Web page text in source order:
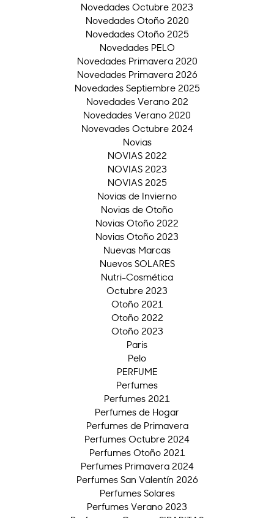
Novedades Octubre 2023
Novedades Otoño 2020
Novedades Otoño 2025
Novedades PELO
Novedades Primavera 2020
Novedades Primavera 2026
Novedades Septiembre 2025
Novedades Verano 202
Novedades Verano 2020
Novevades Octubre 2024
Novias
NOVIAS 2022
NOVIAS 2023
NOVIAS 2025
Novias de Invierno
Novias de Otoño
Novias Otoño 2022
Novias Otoño 2023
Nuevas Marcas
Nuevos SOLARES
Nutri-Cosmética
Octubre 2023
Otoño 2021
Otoño 2022
Otoño 2023
Paris
Pelo
PERFUME
Perfumes
Perfumes 2021
Perfumes de Hogar
Perfumes de Primavera
Perfumes Octubre 2024
Perfumes Otoño 2021
Perfumes Primavera 2024
Perfumes San Valentín 2026
Perfumes Solares
Perfumes Verano 2023